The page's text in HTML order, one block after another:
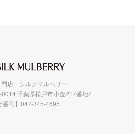
門店 シルクマルベリー
0014 千葉県松戸市小金217番地2
番号】047-345-4695